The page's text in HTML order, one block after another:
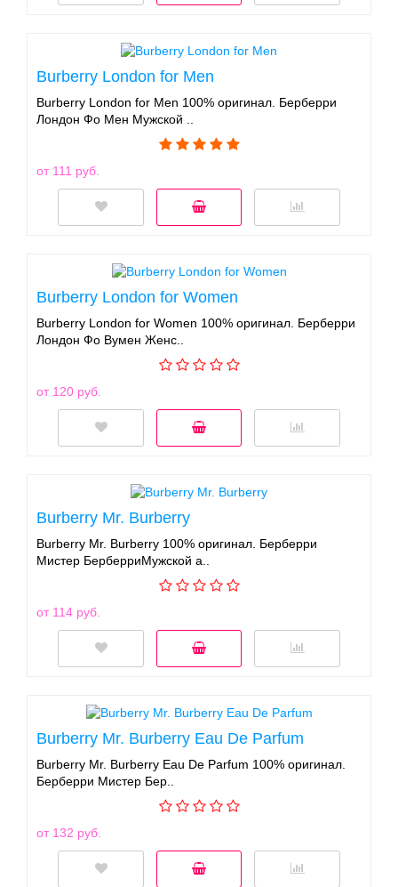
Burberry London for Men
Burberry London for Men 100% оригинал. Берберри
Лондон Фо Мен Мужской ..
от 111 руб.
Burberry London for Women
Burberry London for Women 100% оригинал. Берберри
Лондон Фо Вумен Женс..
от 120 руб.
Burberry Mr. Burberry
Burberry Mr. Burberry 100% оригинал. Берберри
Мистер БерберриМужской а..
от 114 руб.
Burberry Mr. Burberry Eau De Parfum
Burberry Mr. Burberry Eau De Parfum 100% оригинал.
Берберри Мистер Бер..
от 132 руб.